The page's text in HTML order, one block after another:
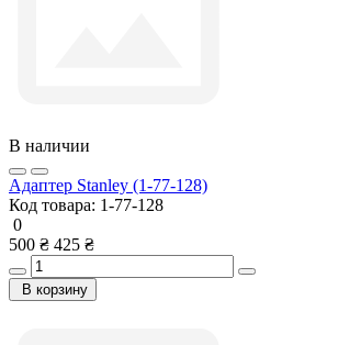
В наличии
Адаптер Stanley (1-77-128)
Код товара: 1-77-128
0
500 ₴ 425 ₴
В корзину